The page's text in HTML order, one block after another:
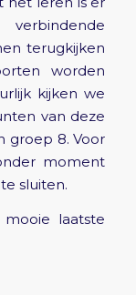
terugkijken
worden
kijken we
van deze
groep 8. Voor
moment
sluiten.
laatste